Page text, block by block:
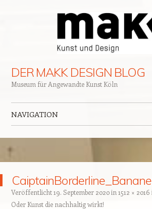
DER MAKK DESIGN BLOG
Museum für Angewandte Kunst Köln
NAVIGATION
Veröffentlicht19. September 2020in 1512 × 2016
Oder Kunst die nachhaltig wirkt!